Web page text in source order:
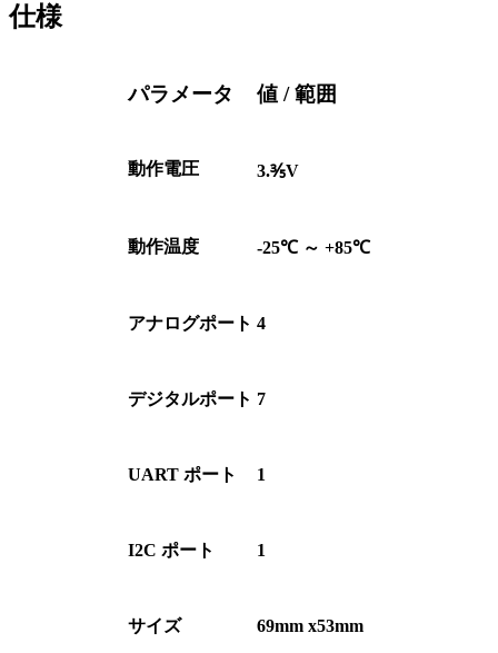
仕様
パラメータ 値 / 範囲
動作電圧 3.⅗V
動作温度 -25℃ ～ +85℃
アナログポート 4
デジタルポート 7
UART ポート 1
I2C ポート 1
サイズ 69mm x53mm